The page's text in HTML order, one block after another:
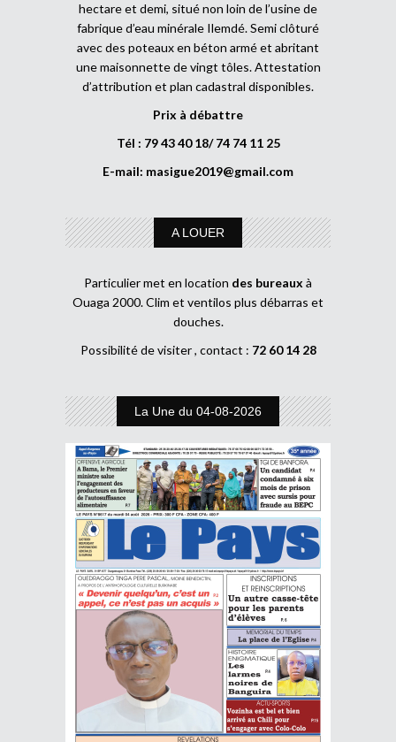
hectare et demi, situé non loin de l’usine de
fabrique d’eau minérale Ilemdé. Semi clôturé
avec des poteaux en béton armé et abritant
une maisonnette de vingt tôles. Attestation
d’attribution et plan cadastral disponibles.
Prix à débattre
Tél : 79 43 40 18/ 74 74 11 25
E-mail: masigue2019@gmail.com
A LOUER
Particulier met en location des bureaux à
Ouaga 2000. Clim et ventilos plus débarras et
douches.
Possibilité de visiter , contact : 72 60 14 28
La Une du 04-08-2026